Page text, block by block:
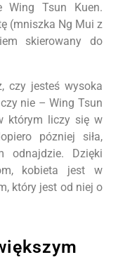
Wing Tsun Kuen.
(mniszka Ng Mui z
skierowany do
czy jesteś wysoka
nie – Wing Tsun
którym liczy się w
pózniej siła,
Dzięki
kobieta jest w
który jest od niej o